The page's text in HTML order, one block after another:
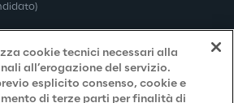
cookie tecnici necessari alla
all’erogazione del servizio.
esplicito consenso, cookie e
di terze parti per finalità di